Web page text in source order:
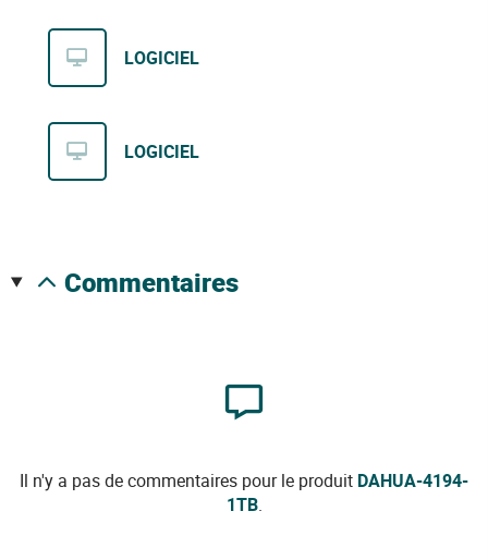
LOGICIEL
LOGICIEL
commentaires
Il n'y a pas de commentaires pour le produit DAHUA-4194-
1TB.